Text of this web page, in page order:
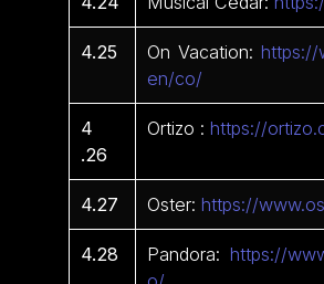
4.25 On Vacation:https://
en/co/
4
.26
Ortizo :https://
4.27 Oster:https://
4.28 Pandora:https://